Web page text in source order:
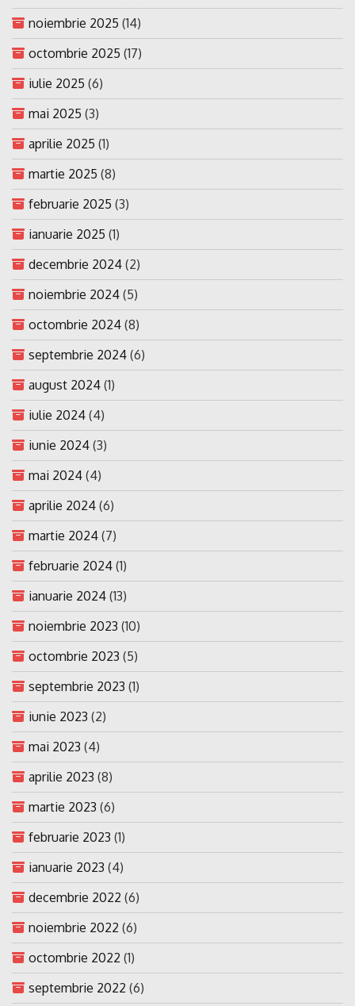
noiembrie 2025 (14)
octombrie 2025 (17)
iulie 2025 (6)
mai 2025 (3)
aprilie 2025 (1)
martie 2025 (8)
februarie 2025 (3)
ianuarie 2025 (1)
decembrie 2024 (2)
noiembrie 2024 (5)
octombrie 2024 (8)
septembrie 2024 (6)
august 2024 (1)
iulie 2024 (4)
iunie 2024 (3)
mai 2024 (4)
aprilie 2024 (6)
martie 2024 (7)
februarie 2024 (1)
ianuarie 2024 (13)
noiembrie 2023 (10)
octombrie 2023 (5)
septembrie 2023 (1)
iunie 2023 (2)
mai 2023 (4)
aprilie 2023 (8)
martie 2023 (6)
februarie 2023 (1)
ianuarie 2023 (4)
decembrie 2022 (6)
noiembrie 2022 (6)
octombrie 2022 (1)
septembrie 2022 (6)